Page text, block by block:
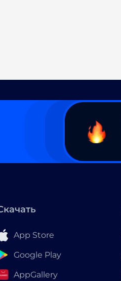
App Store
Google Play
AppGallery